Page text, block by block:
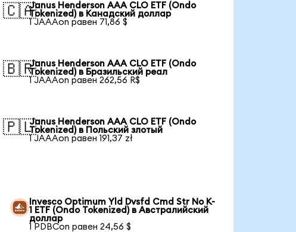
🇨🇦Janus Henderson AAA CLO ETF (Ondo
Tokenized) в Канадский доллар
1 JAAAon равен 71,86 $
🇧🇷Janus Henderson AAA CLO ETF (Ondo
Tokenized) в Бразильский реал
1 JAAAon равен 262,56 R$
🇵🇱Janus Henderson AAA CLO ETF (Ondo
Tokenized) в Польский злотый
1 JAAAon равен 191,37 zł
Invesco Optimum Yld Dvsfd Cmd Str No K-
1 ETF (Ondo Tokenized) в Австралийский
доллар
1 PDBCon равен 24,56 $